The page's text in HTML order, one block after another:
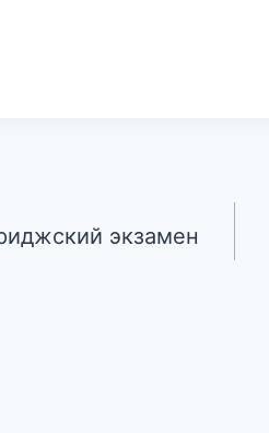
экзамен